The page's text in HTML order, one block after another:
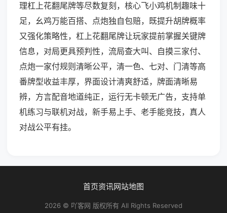
理杠上花翻尾牌等尽数复刻，核心飞小鸡机制趣味十
足，幺鸡万能百搭、点炮独自包赔，既提升胡牌概率
又强化策略性，杠上花翻尾牌让玩家提前掌握关键牌
信息，对局更具预判性，流局查大叫、自摸三家付、
点炮一家付规则清晰公平，清一色、七对、门清等高
番牌型收益丰厚，界面设计清爽舒适，牌面清晰易
辨，方言配音地道纯正，运行无卡顿无广告，支持单
机练习与联机对战，新手易上手、老手能竞技，真人
对战公平有挂。
首页资讯网站地图
2026 © 吖客网 版权所有 All Rights Reserved